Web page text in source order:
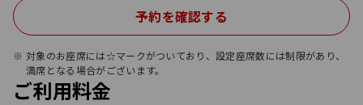
予約を確認する
対象のお座席には☆マークがついており、設定座席数には制限があり、
満席となる場合がございます。
ご利用料金